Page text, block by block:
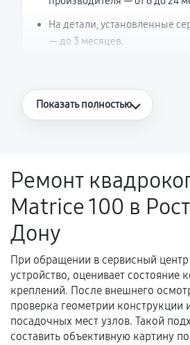
На детали, установленные
— до 3 месяцев.
Что считается
Поломка установленной
нормальной эксплуатации в
гарантийного срока.
Несоответствие
техническим
Документы для
гарантии
Показать полностью
Ремонт
Matrice 100 в
Дону
При обращении в сервисный центр
устройство, оценивает состояние
креплений. После внешнего
проверка геометрии конструкции
посадочных мест узлов. Такой
составить объективную картину